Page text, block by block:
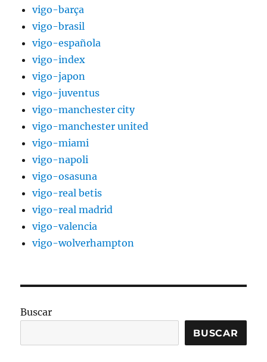
vigo-barça
vigo-brasil
vigo-española
vigo-index
vigo-japon
vigo-juventus
vigo-manchester city
vigo-manchester united
vigo-miami
vigo-napoli
vigo-osasuna
vigo-real betis
vigo-real madrid
vigo-valencia
vigo-wolverhampton
Buscar
BUSCAR